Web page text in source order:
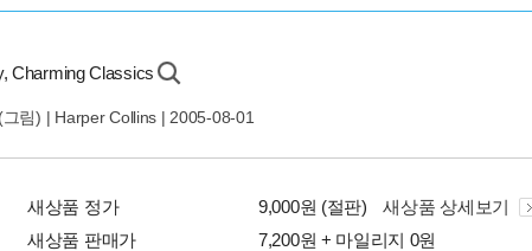
Charming Classics
(그림) | Harper Collins | 2005-08-01
새상품 정가 9,000원 (절판)
새상품 상세보기
새상품 판매가
7,200원 + 마일리지 0원